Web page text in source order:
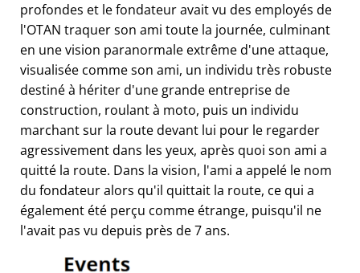
profondes et le fondateur avait vu des employés de
l'OTAN traquer son ami toute la journée, culminant
en une vision paranormale extrême d'une attaque,
visualisée comme son ami, un individu très robuste
destiné à hériter d'une grande entreprise de
construction, roulant à moto, puis un individu
marchant sur la route devant lui pour le regarder
agressivement dans les yeux, après quoi son ami a
quitté la route. Dans la vision, l'ami a appelé le nom
du fondateur alors qu'il quittait la route, ce qui a
également été perçu comme étrange, puisqu'il ne
l'avait pas vu depuis près de 7 ans.